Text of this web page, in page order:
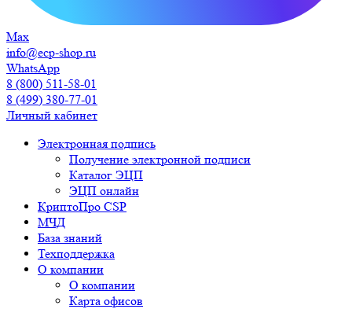
Max
info@ecp-shop.ru
WhatsApp
8 (800) 511-58-01
8 (499) 380-77-01
Личный кабинет
Электронная подпись
Получение электронной подписи
Каталог ЭЦП
ЭЦП онлайн
КриптоПро CSP
МЧД
База знаний
Техподдержка
О компании
О компании
Карта офисов